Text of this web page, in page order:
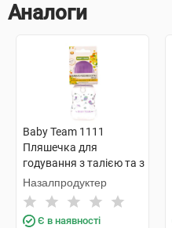
Аналоги
Baby Team 1111
Пляшечка для
годування з талією та з
силіконовою соскою
125 мл 1 шт
Назалпродуктер
Є в наявності